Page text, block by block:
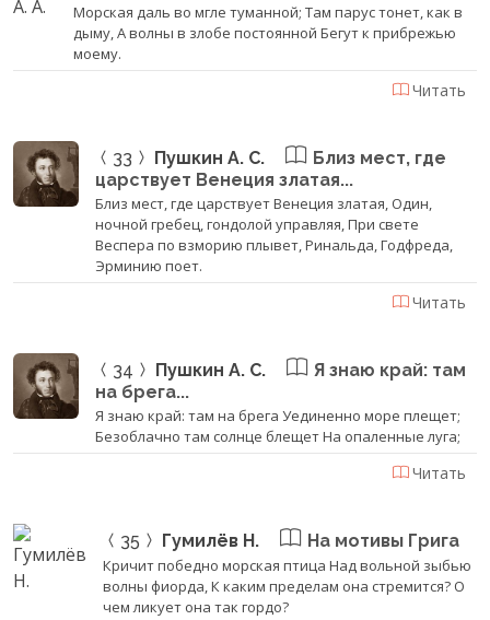
Морская даль во мгле туманной; Там парус тонет, как в
дыму, А волны в злобе постоянной Бегут к прибрежью
моему.
Читать
33 Пушкин А. С.
Близ мест, где
царствует Венеция златая...
Близ мест, где царствует Венеция златая, Один,
ночной гребец, гондолой управляя, При свете
Веспера по взморию плывет, Ринальда, Годфреда,
Эрминию поет.
Читать
34 Пушкин А. С.
Я знаю край: там
на брега...
Я знаю край: там на брега Уединенно море плещет;
Безоблачно там солнце блещет На опаленные луга;
Читать
35 Гумилёв Н. На мотивы Грига
Кричит победно морская птица Над вольной зыбью
волны фиорда, К каким пределам она стремится? О
чем ликует она так гордо?